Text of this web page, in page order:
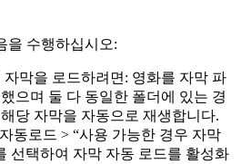
을 수행하십시오:
막을 로드하려면: 영화를 자막 파
으며 둘 다 동일한 폴더에 있는 경
해당 자막을 자동으로 재생합니다.
동로드 > “사용 가능한 경우 자막
선택하여 자막 자동 로드를 활성화